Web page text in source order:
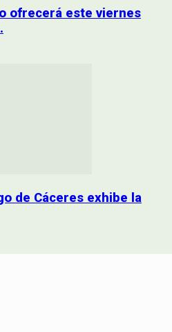
ofrecerá este viernes
de Cáceres exhibe la